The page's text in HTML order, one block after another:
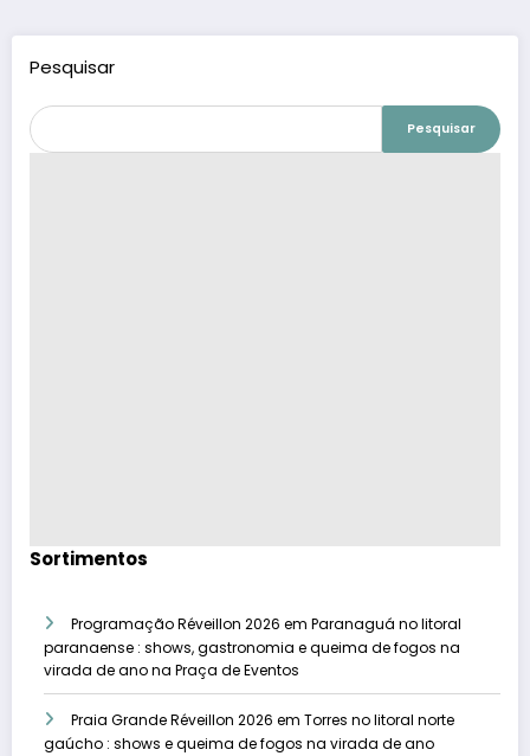
Pesquisar
Pesquisar
Sortimentos
Programação Réveillon 2026 em Paranaguá no litoral
paranaense : shows, gastronomia e queima de fogos na
virada de ano na Praça de Eventos
Praia Grande Réveillon 2026 em Torres no litoral norte
gaúcho : shows e queima de fogos na virada de ano